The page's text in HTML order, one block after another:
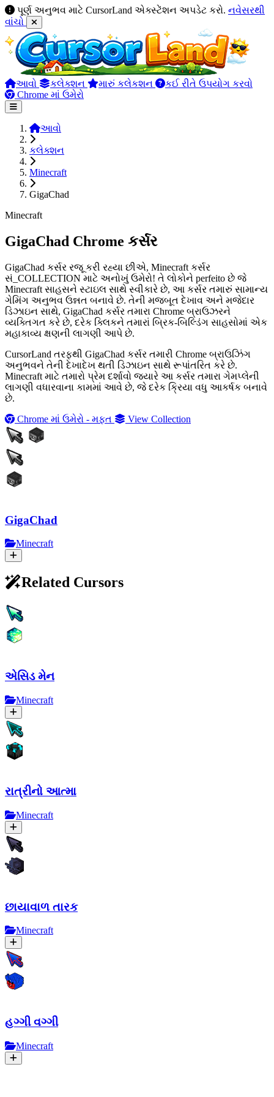
પૂર્ણ અનુભવ માટે CursorLand એક્સ્ટેંશન અપડેટ કરો. નવેસરથી
વાંચો
આવો કલેક્શન મારું કલેકશન
કઈ રીતે ઉપયોગ કરવો
Chrome માં ઉમેરો
આવો
કલેક્શન
Minecraft
GigaChad
Minecraft
GigaChad Chrome કર્સર
GigaChad કર્સર રજૂ કરી રહ્યા છીએ, Minecraft કર્સર
સં_COLLECTION માટે અનોખું ઉમેરો! તે લોકોને perfeito છે જે
Minecraft સાહસને સ્ટાઇલ સાથે સ્વીકારે છે, આ કર્સર તમારું સામાન્ય
ગેમિંગ અનુભવ ઉન્નત બનાવે છે. તેની મજબૂત દેખાવ અને મજેદાર
ડિઝાઇન સાથે, GigaChad કર્સર તમારા Chrome બ્રાઉઝરને
વ્યક્તિગત કરે છે, દરેક ક્લિકને તમારાં બ્રિક-બિલ્ડિંગ સાહસોમાં એક
મહાકાવ્ય ક્ષણની લાગણી આપે છે.
CursorLand તરફથી GigaChad કર્સર તમારી Chrome બ્રાઉઝિંગ
અનુભવને તેની દેખાદેખ થતી ડિઝાઇન સાથે રૂપાંતરિત કરે છે.
Minecraft માટે તમારો પ્રેમ દર્શાવો જ્યારે આ કર્સર તમારા ગેમપ્લેની
લાગણી વધારવાના કામમાં આવે છે, જે દરેક ક્રિયા વધુ આકર્ષક બનાવે
છે.
Chrome માં ઉમેરો - મફત
View Collection
GigaChad
Minecraft
Related Cursors
એસિડ મેન
Minecraft
રાત્રીનો આત્મા
Minecraft
છાયાવાળ તારક
Minecraft
હગ્ગી વગ્ગી
Minecraft